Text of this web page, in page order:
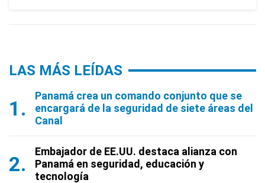
LAS MÁS LEÍDAS
Panamá crea un comando conjunto que se
encargará de la seguridad de siete áreas del
Canal
Embajador de EE.UU. destaca alianza con
Panamá en seguridad, educación y
tecnología